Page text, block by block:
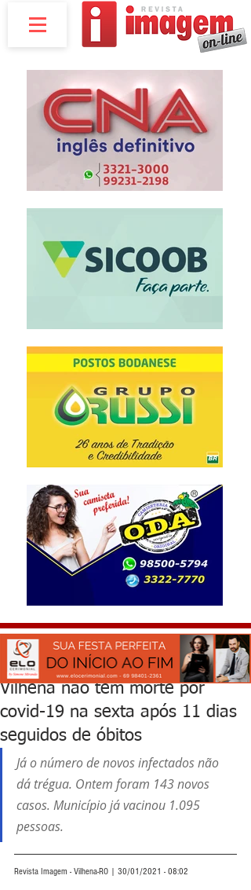
Vilhena não tem morte por
covid-19 na sexta após 11 dias
seguidos de óbitos
Já o número de novos infectados não
dá trégua. Ontem foram 143 novos
casos. Município já vacinou 1.095
pessoas.
Revista Imagem - Vilhena-RO | 30/01/2021 - 08:02